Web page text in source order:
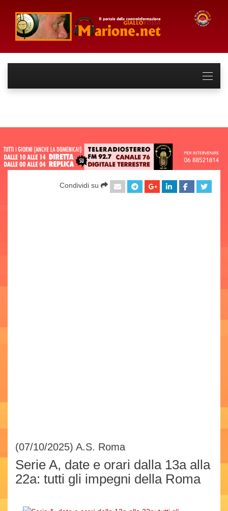
Condividi su
(07/10/2025) A.S. Roma
Serie A, date e orari dalla 13a alla
22a: tutti gli impegni della Roma